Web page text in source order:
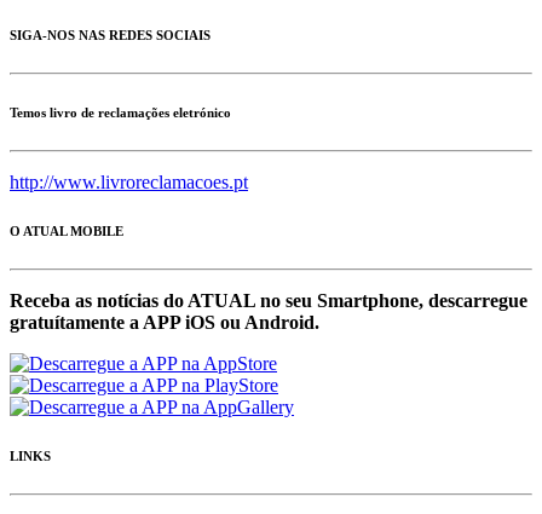
SIGA-NOS NAS REDES SOCIAIS
Temos livro de reclamações eletrónico
http://www.livroreclamacoes.pt
O ATUAL MOBILE
Receba as notícias do ATUAL no seu Smartphone, descarregue
gratuítamente a APP iOS ou Android.
LINKS